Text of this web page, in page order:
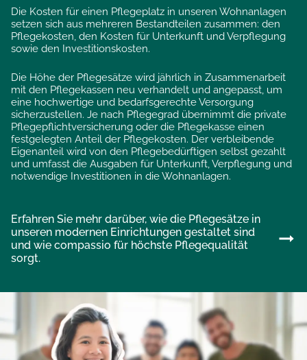
Die Kosten für einen Pflegeplatz in unseren Wohnanlagen
setzen sich aus mehreren Bestandteilen zusammen: den
Pflegekosten, den Kosten für Unterkunft und Verpflegung
sowie den Investitionskosten.
Die Höhe der Pflegesätze wird jährlich in Zusammenarbeit
mit den Pflegekassen neu verhandelt und angepasst, um
eine hochwertige und bedarfsgerechte Versorgung
sicherzustellen. Je nach Pflegegrad übernimmt die private
Pflegepflichtversicherung oder die Pflegekasse einen
festgelegten Anteil der Pflegekosten. Der verbleibende
Eigenanteil wird von den Pflegebedürftigen selbst gezahlt
und umfasst die Ausgaben für Unterkunft, Verpflegung und
notwendige Investitionen in die Wohnanlagen.
Erfahren Sie mehr darüber, wie die Pflegesätze in
unseren modernen Einrichtungen gestaltet sind
und wie compassio für höchste Pflegequalität
sorgt.